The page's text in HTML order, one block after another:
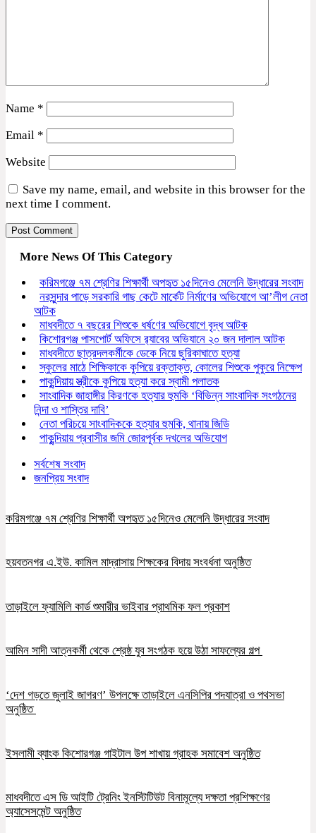
Name *
Email *
Website
Save my name, email, and website in this browser for the
next time I comment.
More News Of This Category
করিমগঞ্জে ৭ম শ্রেণির শিক্ষার্থী অপহৃত ১৫দিনেও মেলেনি উদ্ধারের সংবাদ
নরসুন্দার পাড়ে সরকারি গাছ কেটে মার্কেট নির্মাণের অভিযোগে আ’লীগ নেতা
আটক
মাধবদীতে ৭ বছরের শিশুকে ধর্ষণের অভিযোগে বৃদ্ধ আটক
কিশোরগঞ্জ পাসপোর্ট অফিসে র‍্যাবের অভিযানে ২০ জন দালাল আটক
মাধবদীতে ছাত্রদলকর্মীকে ডেকে নিয়ে ছুরিকাঘাতে হত্যা
স্কুলের মাঠে শিক্ষিকাকে কুপিয়ে রক্তাক্ত, কোলের শিশুকে পুকুরে নিক্ষেপ
পাকুন্দিয়ায় স্ত্রীকে কুপিয়ে হত্যা করে স্বামী পলাতক
সাংবাদিক জাহাঙ্গীর কিরণকে হত্যার হুমকি ‘বিভিন্ন সাংবাদিক সংগঠনের
নিন্দা ও শাস্তির দাবি’
নেতা পরিচয়ে সাংবাদিককে হত্যার হুমকি, থানায় জিডি
পাকুন্দিয়ায় প্রবাসীর জমি জোরপূর্বক দখলের অভিযোগ
সর্বশেষ সংবাদ
জনপ্রিয় সংবাদ
করিমগঞ্জে ৭ম শ্রেণির শিক্ষার্থী অপহৃত ১৫দিনেও মেলেনি উদ্ধারের সংবাদ
হয়বতনগর এ.ইউ. কামিল মাদ্রাসায় শিক্ষকের বিদায় সংবর্ধনা অনুষ্ঠিত
তাড়াইলে ফ্যামিলি কার্ড শুমারীর ভাইবার প্রাথমিক ফল প্রকাশ
আমিন সাদী আত্নকর্মী থেকে শ্রেষ্ঠ যুব সংগঠক হয়ে উঠা সাফল্যের গল্প
‘দেশ গড়তে জুলাই জাগরণ’ উপলক্ষে তাড়াইলে এনসিপির পদযাত্রা ও পথসভা
অনুষ্ঠিত
ইসলামী ব্যাংক কিশোরগঞ্জ গাইটাল উপ শাখায় গ্রাহক সমাবেশ অনুষ্ঠিত
মাধবদীতে এস ডি আইটি ট্রেনিং ইনস্টিটিউট বিনামূল্যে দক্ষতা প্রশিক্ষণের
অ্যাসেসমেন্ট অনুষ্ঠিত